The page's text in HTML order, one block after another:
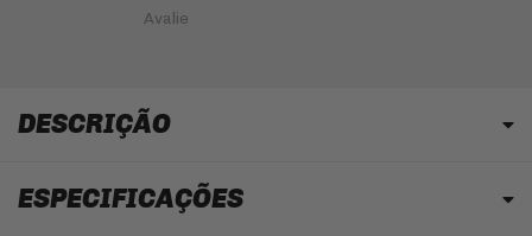
DESCRIÇÃO
ESPECIFICAÇÕES